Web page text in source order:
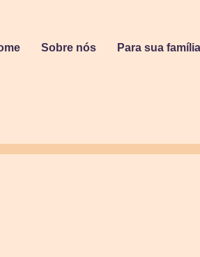
Sobre nós Para sua família